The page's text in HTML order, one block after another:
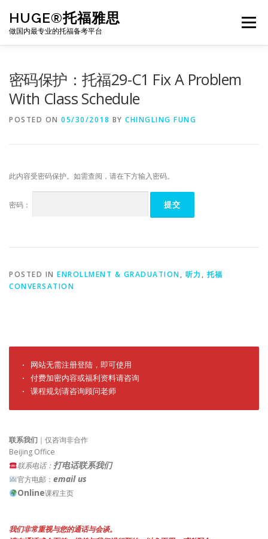
content
HUGE®托福雅思
做国内最专业的托福备考平台
Menu
密码保护：托福29-C1 Fix A Problem
With Class Schedule
POSTED ON 05/30/2018 BY CHINGLING FUNG
此内容受密码保护。如需查阅，请在下方输入密码。
密码：
POSTED IN ENROLLMENT & GRADUATION, 听力 , 托福
CONVERSATION
· 网站无需注册登陆，即可使用
· 付费加密内容或福利资料请咨询
· 课程规划请咨询顾问老师
联系我们 ｜仅咨询非合作
Beijing Office
联系电话： 打电话联系我们
官方电邮： email us
Online课程主页
我们非常重视与您的通话与会谈。